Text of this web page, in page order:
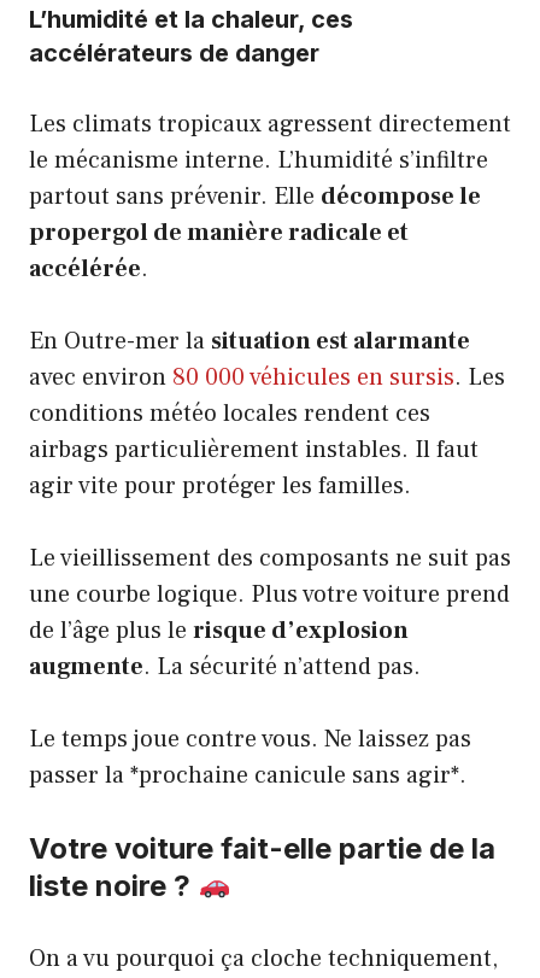
L’humidité et la chaleur, ces
accélérateurs de danger
Les climats tropicaux agressent directement
le mécanisme interne. L’humidité s’infiltre
partout sans prévenir. Elle décompose le
propergol de manière radicale et
accélérée.
En Outre-mer la situation est alarmante
avec environ 80 000 véhicules en sursis. Les
conditions météo locales rendent ces
airbags particulièrement instables. Il faut
agir vite pour protéger les familles.
Le vieillissement des composants ne suit pas
une courbe logique. Plus votre voiture prend
de l’âge plus le risque d’explosion
augmente. La sécurité n’attend pas.
Le temps joue contre vous. Ne laissez pas
passer la *prochaine canicule sans agir*.
Votre voiture fait-elle partie de la
liste noire ?
On a vu pourquoi ça cloche techniquement,